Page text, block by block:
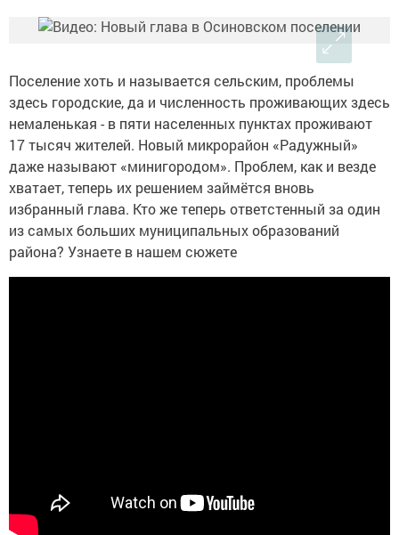
Поселение хоть и называется сельским, проблемы
здесь городские, да и численность проживающих здесь
немаленькая - в пяти населенных пунктах проживают
17 тысяч жителей. Новый микрорайон «Радужный»
даже называют «минигородом». Проблем, как и везде
хватает, теперь их решением займётся вновь
избранный глава. Кто же теперь ответстенный за один
из самых больших муниципальных образований
района? Узнаете в нашем сюжете